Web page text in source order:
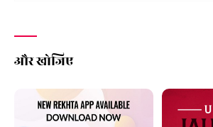
और खोजिए